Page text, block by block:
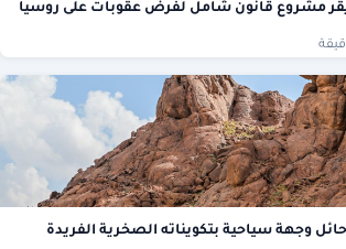
يقر مشروع قانون شامل لفرض عقوبات على روسيا
وجهة سياحية بتكويناته الصخرية الفريدة